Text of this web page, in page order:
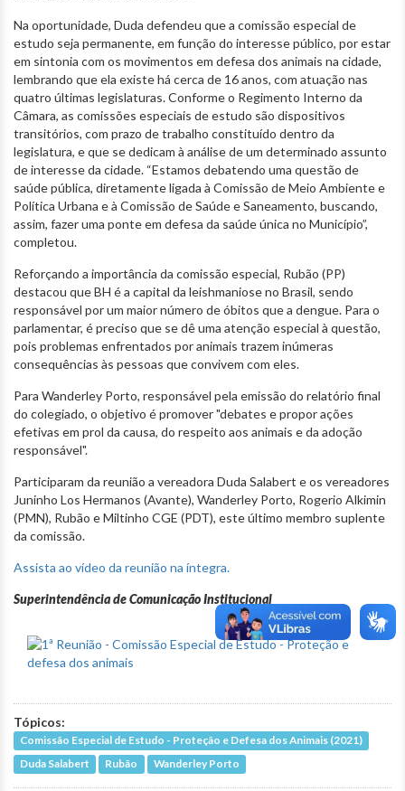
Na oportunidade, Duda defendeu que a comissão especial de
estudo seja permanente, em função do interesse público, por estar
em sintonia com os movimentos em defesa dos animais na cidade,
lembrando que ela existe há cerca de 16 anos, com atuação nas
quatro últimas legislaturas. Conforme o Regimento Interno da
Câmara, as comissões especiais de estudo são dispositivos
transitórios, com prazo de trabalho constituído dentro da
legislatura, e que se dedicam à análise de um determinado assunto
de interesse da cidade. “Estamos debatendo uma questão de
saúde pública, diretamente ligada à Comissão de Meio Ambiente e
Política Urbana e à Comissão de Saúde e Saneamento, buscando,
assim, fazer uma ponte em defesa da saúde única no Município”,
completou.
Reforçando a importância da comissão especial, Rubão (PP)
destacou que BH é a capital da leishmaniose no Brasil, sendo
responsável por um maior número de óbitos que a dengue. Para o
parlamentar, é preciso que se dê uma atenção especial à questão,
pois problemas enfrentados por animais trazem inúmeras
consequências às pessoas que convivem com eles.
Para Wanderley Porto, responsável pela emissão do relatório final
do colegiado, o objetivo é promover "debates e propor ações
efetivas em prol da causa, do respeito aos animais e da adoção
responsável".
Participaram da reunião a vereadora Duda Salabert e os vereadores
Juninho Los Hermanos (Avante), Wanderley Porto, Rogerio Alkimin
(PMN), Rubão e Miltinho CGE (PDT), este último membro suplente
da comissão.
Assista ao vídeo da reunião na íntegra.
Superintendência de Comunicação Institucional
Tópicos:
Comissão Especial de Estudo - Proteção e Defesa dos Animais (2021)
Duda Salabert
Rubão Wanderley Porto